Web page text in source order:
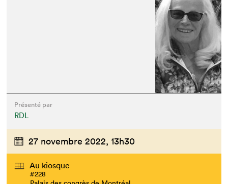
Présenté par
RDL
27 novembre 2022, 13h30
Au kiosque
#228